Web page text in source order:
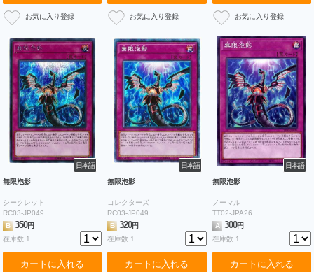
日本語
無限泡影
シークレット
RC03-JP049
B
350円
在庫数:1
カートに入れる
日本語
無限泡影
コレクターズ
RC03-JP049
B
320円
在庫数:1
カートに入れる
日本語
無限泡影
ノーマル
TT02-JPA26
A 300円
在庫数:1
カートに入れる